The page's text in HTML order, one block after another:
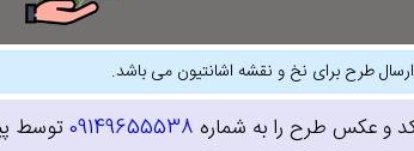
طرح برای نخ و نقشه اشانتیون می باشد.
و عکس طرح را به شماره 09149655538توسط